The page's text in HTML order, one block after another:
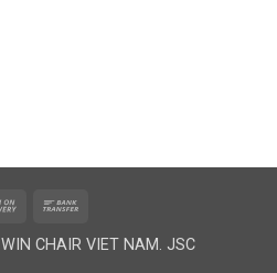
Cash
Delivery
WIN CHAIR VIET NAM. JSC